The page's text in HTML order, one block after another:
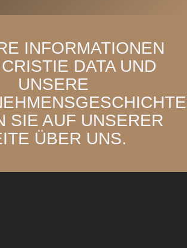
INFORMATIONEN
DATA UND
UNSERE
SIE AUF UNSERER
ÜBER UNS.